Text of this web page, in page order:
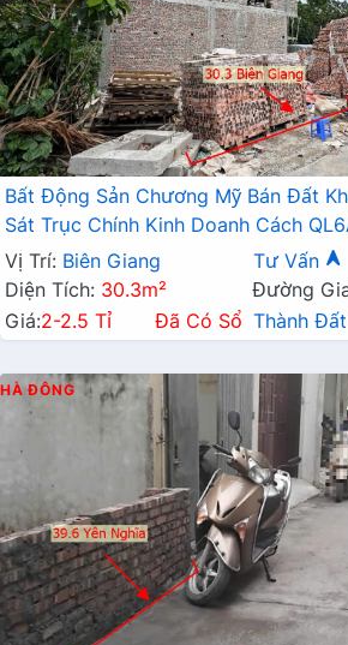
Bất Động Sản Chương Mỹ Bán Đất
Sát Trục Chính Kinh Doanh Cách
Chỉ Vài Trăm Mét
Vị Trí: Biên Giang Tư Vấn
Diện Tích: 30.3m²
Đường
Giá:2-2.5 Tỉ Đã Có Sổ Thành
HÀ ĐÔNG